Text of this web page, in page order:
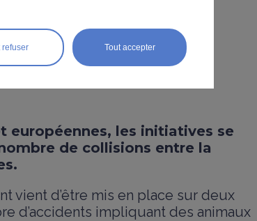
les collisions
européennes, les initiatives se
de collisions entre la
vient d’être mis en place sur deux
d’accidents impliquant des animaux
Tout accepter
refuser